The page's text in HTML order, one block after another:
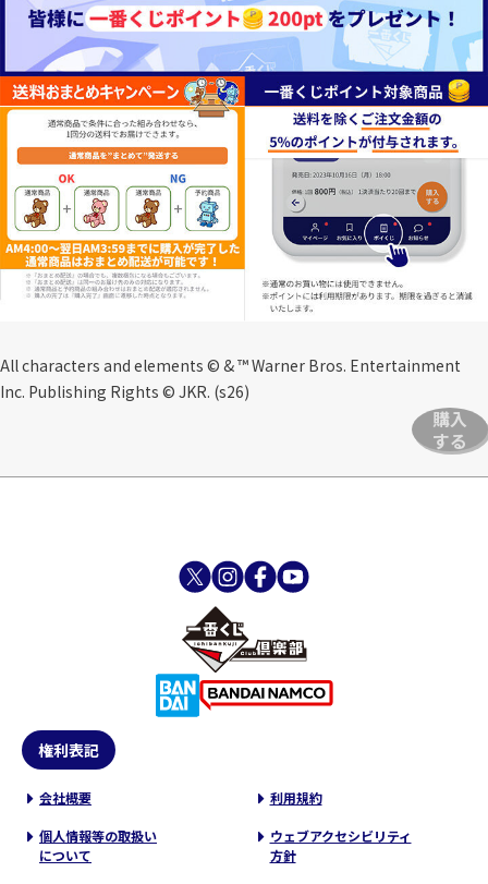
All characters and elements © & ™ Warner Bros. Entertainment
Inc. Publishing Rights © JKR. (s26)
購入
する
権利表記
会社概要 利用規約
個人情報等の取扱い
について
ウェブアクセシビリティ
方針